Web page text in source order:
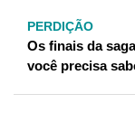
PERDIÇÃO
Os finais da
você precisa